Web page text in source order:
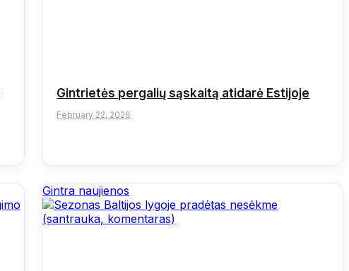
Gintrietės pergalių sąskaitą atidarė Estijoje
February 22, 2026
Gintra naujienos